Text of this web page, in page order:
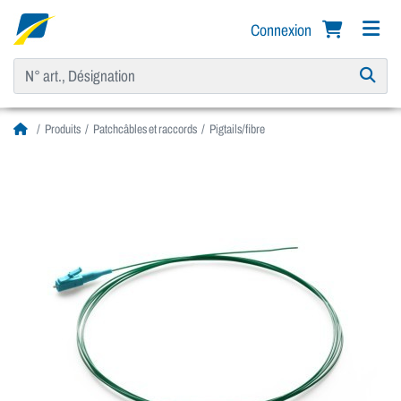
Connexion
Produits Patchcâbles et raccords Pigtails/fibre